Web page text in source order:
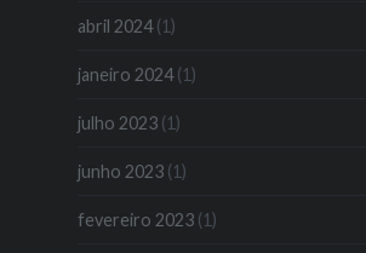
abril 2024(1)
janeiro 2024(1)
julho 2023(1)
junho 2023(1)
fevereiro 2023(1)